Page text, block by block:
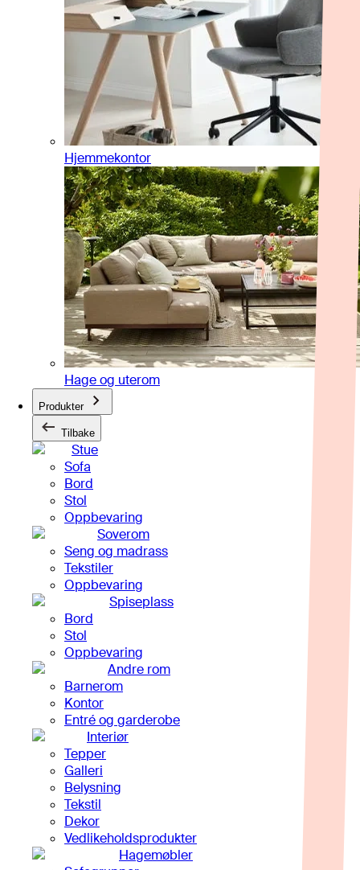
Hjemmekontor
Hage og uterom
Produkter
Tilbake
Stue
Sofa
Bord
Stol
Oppbevaring
Soverom
Seng og madrass
Tekstiler
Oppbevaring
Spiseplass
Bord
Stol
Oppbevaring
Andre rom
Barnerom
Kontor
Entré og garderobe
Interiør
Tepper
Galleri
Belysning
Tekstil
Dekor
Vedlikeholdsprodukter
Hagemøbler